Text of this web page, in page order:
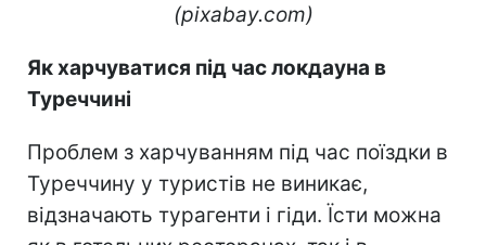
(pixabay.com)
Як харчуватися під час локдауна в
Туреччині
Проблем з харчуванням під час поїздки в
Туреччину у туристів не виникає,
відзначають турагенти і гіди. Їсти можна